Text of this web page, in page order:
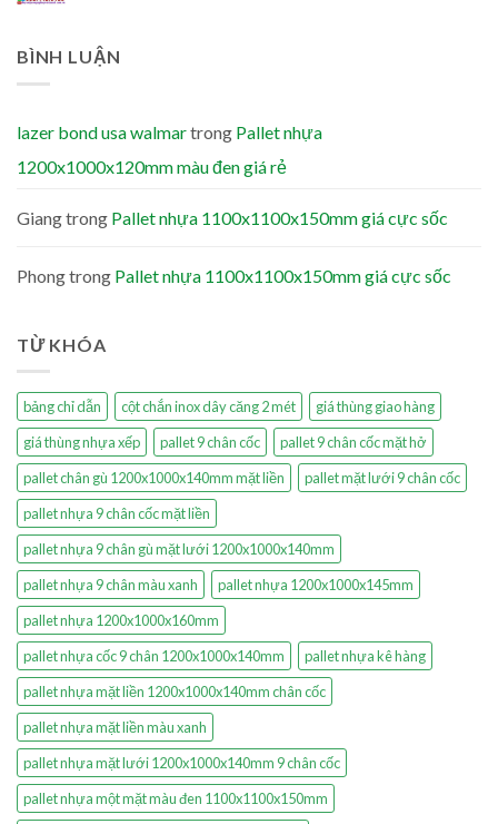
BÌNH LUẬN
lazer bond usa walmartrong Pallet nhựa
1200x1000x120mm màu đen giá rẻ
Giangtrong Pallet nhựa 1100x1100x150mm giá cực sốc
Phongtrong Pallet nhựa 1100x1100x150mm giá cực sốc
TỪ KHÓA
bảng chỉ dẫn cột chắn inox dây căng 2 mét
giá thùng giao hàng
giá thùng nhựa xếp
pallet 9 chân cốc
pallet 9 chân cốc mặt hở
pallet chân gù 1200x1000x140mm mặt liền
pallet mặt lưới 9 chân cốc
pallet nhựa 9 chân cốc mặt liền
pallet nhựa 9 chân gù mặt lưới 1200x1000x140mm
pallet nhựa 9 chân màu xanh
pallet nhựa 1200x1000x145mm
pallet nhựa 1200x1000x160mm
pallet nhựa cốc 9 chân 1200x1000x140mm
pallet nhựa kê hàng
pallet nhựa mặt liền 1200x1000x140mm chân cốc
pallet nhựa mặt liền màu xanh
pallet nhựa mặt lưới 1200x1000x140mm 9 chân cốc
pallet nhựa một mặt màu đen 1100x1100x150mm